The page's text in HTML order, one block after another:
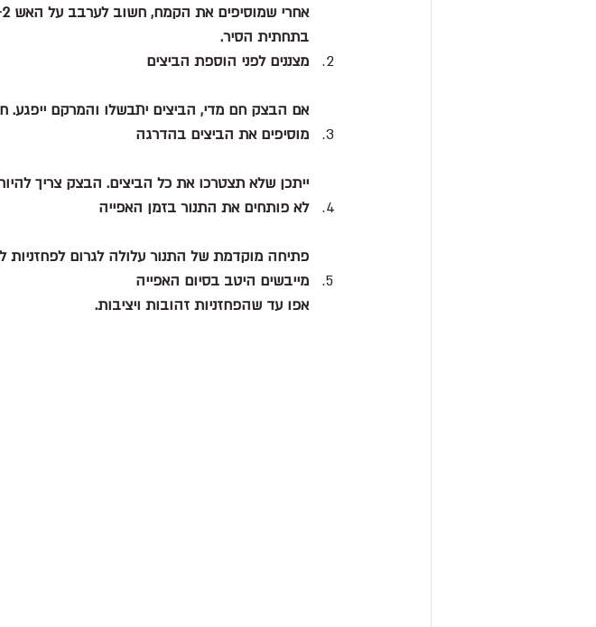
בתחתית הסיר.
מצננים לפני הוספת הביצים
אם הבצק חם מדי, הביצים יתבשלו והמרקם
מוסיפים את הביצים בהדרגה
ייתכן שלא תצטרכו את כל הביצים. הבצק צריך
לא פותחים את התנור בזמן האפייה
פתיחה מוקדמת של התנור עלולה לגרום לפחזניות
מייבשים היטב בסיום האפייה
אפו עד שהפחזניות זהובות ויציבות.